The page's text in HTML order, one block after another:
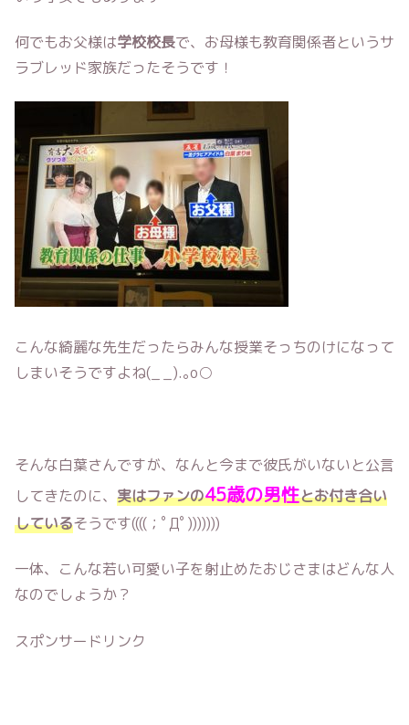
何でもお父様は学校校長で、お母様も教育関係者というサ
ラブレッド家族だったそうです！
こんな綺麗な先生だったらみんな授業そっちのけになって
しまいそうですよね(_ _).｡o○
そんな白葉さんですが、なんと今まで彼氏がいないと公言
してきたのに、 実はファンの45歳の男性とお付き合い
しているそうです((((；ﾟДﾟ)))))))
一体、こんな若い可愛い子を射止めたおじさまはどんな人
なのでしょうか？
スポンサードリンク